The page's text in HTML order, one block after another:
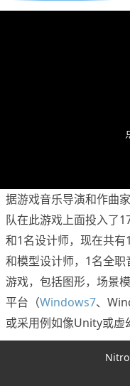
据游戏音乐导演和作曲
队在此游戏上面投入了
和1名设计师，现在共
和模型设计师，1名全
游戏，包括图形，场景
平台（Windows7、
或采用例如像Unity或虚